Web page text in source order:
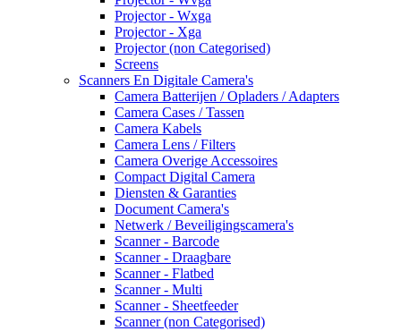
Projector - Wxga
Projector - Xga
Projector (non Categorised)
Screens
Scanners En Digitale Camera's
Camera Batterijen / Opladers / Adapters
Camera Cases / Tassen
Camera Kabels
Camera Lens / Filters
Camera Overige Accessoires
Compact Digital Camera
Diensten & Garanties
Document Camera's
Netwerk / Beveiligingscamera's
Scanner - Barcode
Scanner - Draagbare
Scanner - Flatbed
Scanner - Multi
Scanner - Sheetfeeder
Scanner (non Categorised)